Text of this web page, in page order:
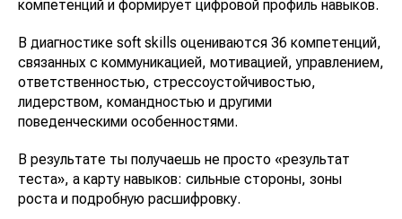
компетенций и формирует цифровой профиль навыков.
В диагностике soft skills оцениваются 36 компетенций,
связанных с коммуникацией, мотивацией, управлением,
ответственностью, стрессоустойчивостью,
лидерством, командностью и другими
поведенческими особенностями.
В результате ты получаешь не просто «результат
теста», а карту навыков: сильные стороны, зоны
роста и подробную расшифровку.